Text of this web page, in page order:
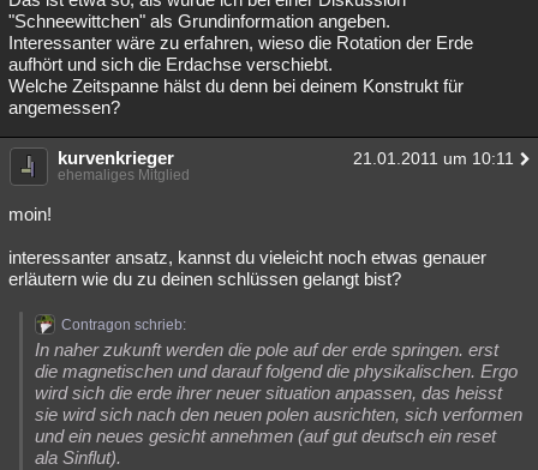
"Schneewittchen" als Grundinformation angeben.
Interessanter wäre zu erfahren, wieso die Rotation der Erde
aufhört und sich die Erdachse verschiebt.
Welche Zeitspanne hälst du denn bei deinem Konstrukt für
angemessen?
kurvenkrieger 21.01.2011 um 10:11
ehemaliges Mitglied
moin!
interessanter ansatz, kannst du vieleicht noch etwas genauer
erläutern wie du zu deinen schlüssen gelangt bist?
Contragon schrieb:
In naher zukunft werden die pole auf der erde springen. erst
die magnetischen und darauf folgend die physikalischen. Ergo
wird sich die erde ihrer neuer situation anpassen, das heisst
sie wird sich nach den neuen polen ausrichten, sich verformen
und ein neues gesicht annehmen (auf gut deutsch ein reset
ala Sinflut).